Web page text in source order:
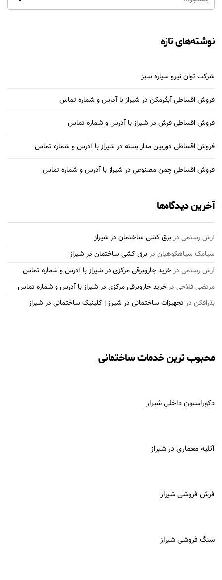
نوشته‌های تازه
شرکت توان نیرو سیاره سبز
فروش اقساطی آبگرمکن در شیراز با آدرس و شماره تماس
فروش اقساطی فرش در شیراز با آدرس و شماره تماس
فروش اقساطی دوربین مدار بسته در شیراز با آدرس و شماره تماس
فروش اقساطی چمن مصنوعی در شیراز با آدرس و شماره تماس
آخرین دیدگاه‌ها
آرش رستمی دربرق کشی ساختمان در شیراز
سیامک سیاهکوهیان دربرق کشی ساختمان در شیراز
آرش رستمی درخرید جاروبرقی مرکزی در شیراز با آدرس و شماره تماس
مرتضی فلاحی درخرید جاروبرقی مرکزی در شیراز با آدرس و شماره تماس
بذرافكن در تجهیزات ساختمانی در شیراز | کلینیک ساختمانی در شیراز
محبوب ترین خدمات ساختمانی
دکوراسیون داخلی شیراز
آتلیه معماری درشیراز
فرش فروشی شیراز
سنگ فروشی شیراز